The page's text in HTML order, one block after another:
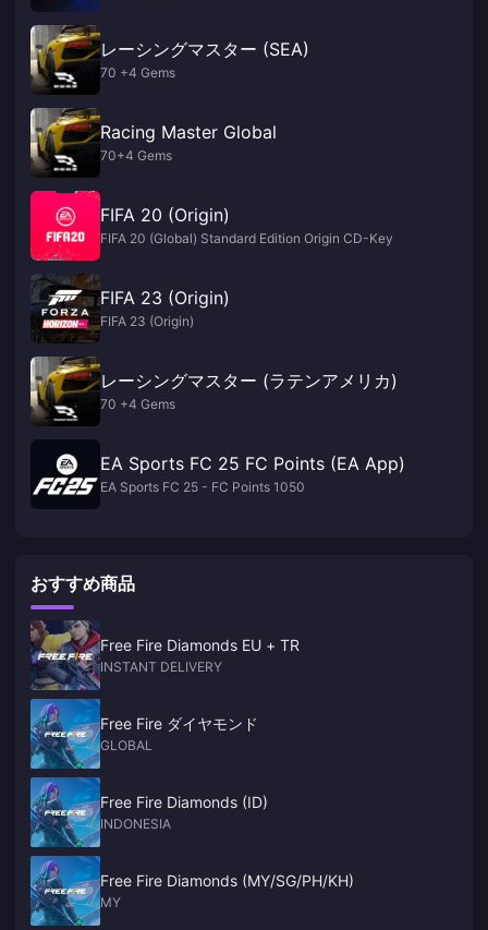
レーシングマスター (SEA)
70 +4 Gems
Racing Master Global
70+4 Gems
FIFA 20 (Origin)
FIFA 20 (Global) Standard Edition Origin CD-Key
FIFA 23 (Origin)
FIFA 23 (Origin)
レーシングマスター (ラテンアメリカ)
70 +4 Gems
EA Sports FC 25 FC Points (EA App)
EA Sports FC 25 - FC Points 1050
おすすめ商品
Free Fire Diamonds EU + TR
INSTANT DELIVERY
Free Fire ダイヤモンド
GLOBAL
Free Fire Diamonds (ID)
INDONESIA
Free Fire Diamonds (MY/SG/PH/KH)
MY